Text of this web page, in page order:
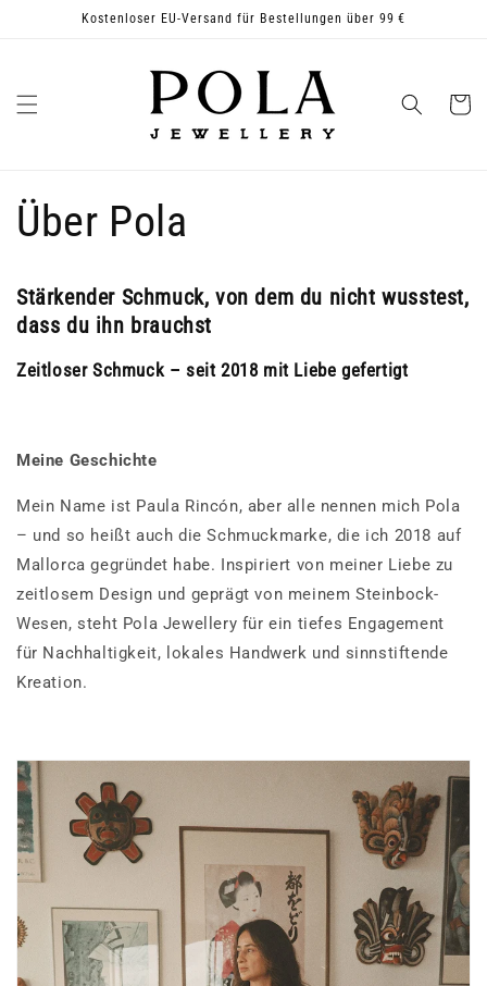
Kostenloser EU-Versand für Bestellungen über 99 €
Über Pola
Stärkender Schmuck, von dem du nicht wusstest,
dass du ihn brauchst
Zeitloser Schmuck – seit 2018 mit Liebe gefertigt
Meine Geschichte
Mein Name ist Paula Rincón, aber alle nennen mich Pola
– und so heißt auch die Schmuckmarke, die ich 2018 auf
Mallorca gegründet habe. Inspiriert von meiner Liebe zu
zeitlosem Design und geprägt von meinem Steinbock-
Wesen, steht Pola Jewellery für ein tiefes Engagement
für Nachhaltigkeit, lokales Handwerk und sinnstiftende
Kreation.